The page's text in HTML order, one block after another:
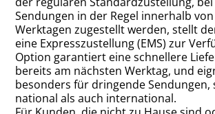
Sendungen in der Regel innerhalb
Werktagen zugestellt werden, stellt
eine Expresszustellung (EMS) zur
Option garantiert eine schnellere
bereits am nächsten Werktag, und
besonders für dringende Sendungen,
national als auch international.